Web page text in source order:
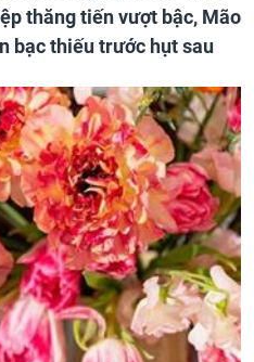
thăng tiến vượt bậc, Mão
bạc thiếu trước hụt sau